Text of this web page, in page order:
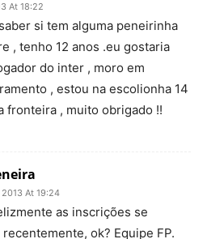
At 18:22
si tem alguma peneirinha
, tenho 12 anos .eu gostaria
do inter , moro em
, estou na escolionha 14
fronteira , muito obrigado !!
At 19:24
as inscrições se
ok? Equipe FP.